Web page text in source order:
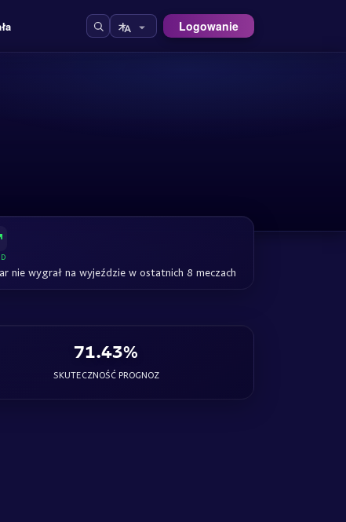
Logowanie
nie wygrał na wyjeździe w ostatnich 8 meczach
71.43%
SKUTECZNOŚĆ PROGNOZ